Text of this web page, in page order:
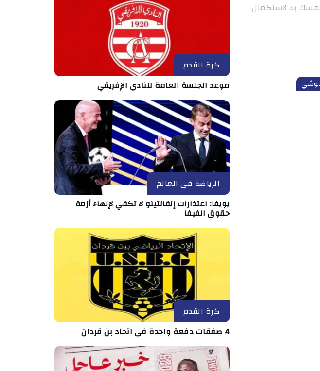
به لاستكمال
كرة القدم
موعد الجلسة العامة للنادي الإفريقي
الرياضة في العالم
يويفا: اعتذارات إنفانتينو لا تكفي لإنهاء أزمة
حقوق الفيفا
كرة القدم
4 صفقات دفعة واحدة في اتحاد بن قردان